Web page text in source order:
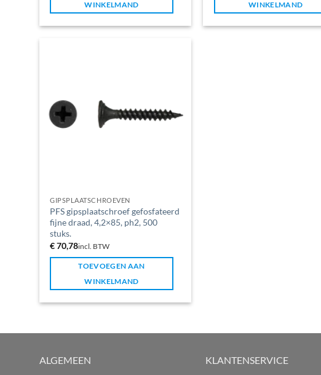
WINKELMAND
WINKELMAND
GIPSPLAATSCHROEVEN
PFS gipsplaatschroef gefosfateerd
fijne draad, 4,2×85, ph2, 500
stuks.
€70,78incl. BTW
TOEVOEGEN AAN
WINKELMAND
ALGEMEEN KLANTENSERVICE